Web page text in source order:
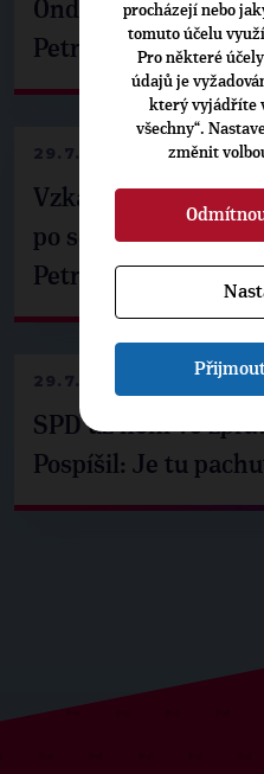
Ondřej Havel jednal
Petrem Pavlem
29.7.2026
Vzkaz Matěje
po setkání s
Petrem Pavlem
29.7.2026
SPD už není ve
Pospíšil: Je tu
procházejí nebo
tomuto účelu
Pro některé
údajů je
který vyjádříte
všechny“.
změnit